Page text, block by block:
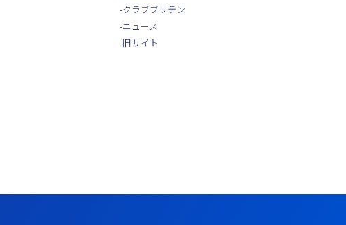
クラブブリテン
ニュース
旧サイト